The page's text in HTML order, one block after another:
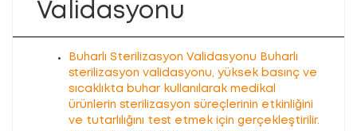
Validasyonu
Buharlı Sterilizasyon Validasyonu Buharlı
sterilizasyon validasyonu, yüksek basınç ve
sıcaklıkta buhar kullanılarak medikal
ürünlerin sterilizasyon süreçlerinin etkinliğini
ve tutarlılığını test etmek için gerçekleştirilir.